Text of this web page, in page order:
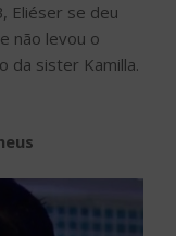
Eliéser se deu
não levou o
da sister Kamilla.